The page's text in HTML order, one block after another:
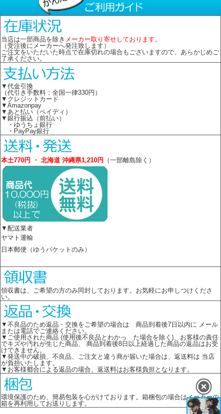
当店は一部商品を除き メーカー取り寄せしております。
（受注後にメーカーへ発注致します）
ご注文をいただいた時点で在庫切れの場合もございますので、あらかじめご
了承ください。
▼代金引換
（代引き手数料：全国一律330円）
▼クレジットカード
▼Amazonpay
▼あと払い（ペイディ）
▼銀行振込（前払い）
・ゆうちょ銀行
・PayPay銀行
本土770円 ・ 北海道 沖縄県1,210円 （一部離島除く）
▼配送業者
ヤマト運輸
日本郵便（ゆうパケットのみ）
領収書は、ご希望の方のみ同封しております。お気軽にお申しつけくださ
い。
▼不良品のため返品・交換をご希望の場合は 商品到着後7日以内に メール
または電話でご連絡ください。
▼ご使用された商品 (使用後不良品とわかっ た場合を除く)、お客様の責任
でキズや汚れが生じた商品、 商品到着後8日以上経過した商品の返品はお受
けできません。
▼発送中の破損、不良品、ご注文と違う商が届いた場合は、返送料は 当店
が負担いたします。
▼お客様都合による返品の場合、返送料はお客様負担となります。
環境保護のため、簡易包装を心がけております。箱梱包の場合はメーカーの
箱を再利用してお送りします。